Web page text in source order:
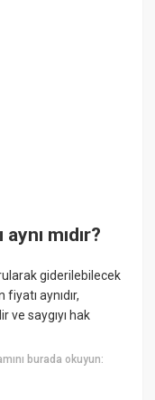
mıdır?
giderilebilecek
aynıdır,
ve saygıyı hak
burada okuyun: